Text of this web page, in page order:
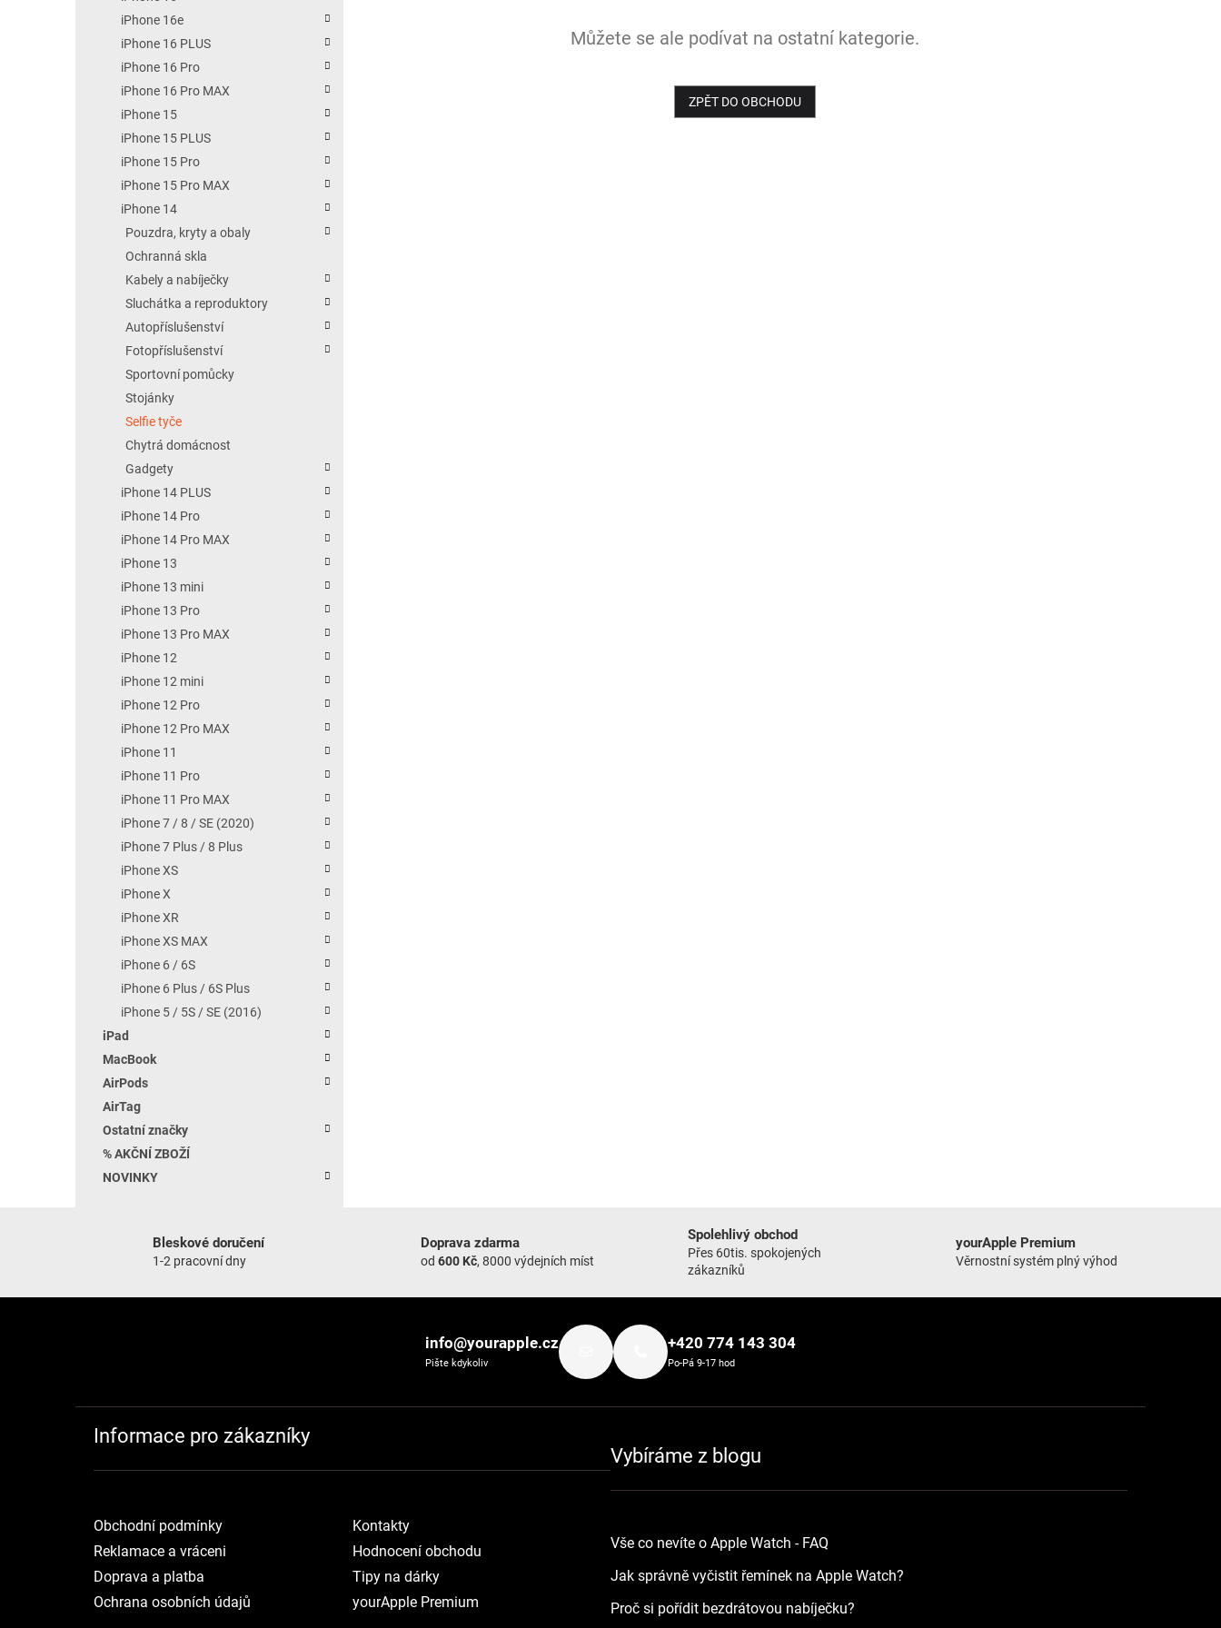
iPhone 16e
iPhone 16 PLUS
iPhone 16 Pro
iPhone 16 Pro MAX
iPhone 15
iPhone 15 PLUS
iPhone 15 Pro
iPhone 15 Pro MAX
iPhone 14
Pouzdra, kryty a obaly
Ochranná skla
Kabely a nabíječky
Sluchátka a reproduktory
Autopříslušenství
Fotopříslušenství
Sportovní pomůcky
Stojánky
Selfie tyče
Chytrá domácnost
Gadgety
iPhone 14 PLUS
iPhone 14 Pro
iPhone 14 Pro MAX
iPhone 13
iPhone 13 mini
iPhone 13 Pro
iPhone 13 Pro MAX
iPhone 12
iPhone 12 mini
iPhone 12 Pro
iPhone 12 Pro MAX
iPhone 11
iPhone 11 Pro
iPhone 11 Pro MAX
iPhone 7 / 8 / SE (2020)
iPhone 7 Plus / 8 Plus
iPhone XS
iPhone X
iPhone XR
iPhone XS MAX
iPhone 6 / 6S
iPhone 6 Plus / 6S Plus
iPhone 5 / 5S / SE (2016)
iPad
MacBook
AirPods
AirTag
Ostatní značky
% AKČNÍ ZBOŽÍ
NOVINKY
Můžete se ale podívat na ostatní kategorie.
ZPĚT DO OBCHODU
Bleskové doručení
1-2 pracovní dny
Doprava zdarma
od 600 Kč, 8000 výdejních míst
Spolehlivý obchod
Přes 60tis. spokojených
zákazníků
yourApple Premium
Věrnostní systém plný výhod
info@yourapple.cz
Pište kdykoliv
+420 774 143 304
Po-Pá 9-17 hod
Informace pro zákazníky
Obchodní podmínky
Reklamace a vráceni
Doprava a platba
Ochrana osobních údajů
Kontakty
Hodnocení obchodu
Tipy na dárky
yourApple Premium
Vybíráme z blogu
Vše co nevíte o Apple Watch - FAQ
Jak správně vyčistit řemínek na Apple Watch?
Proč si pořídit bezdrátovou nabíječku?